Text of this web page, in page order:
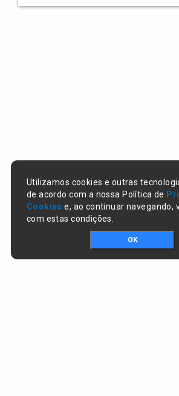
Utilizamos cookies e outras
de acordo com a nossa Política de
Cookies e, ao continuar navegando,
com estas condições.
OK